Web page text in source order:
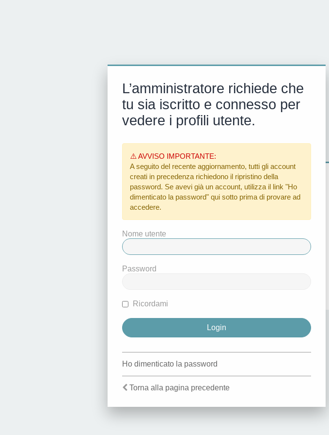
L’amministratore richiede che
tu sia iscritto e connesso per
vedere i profili utente.
⚠️ AVVISO IMPORTANTE:
A seguito del recente aggiornamento, tutti gli account
creati in precedenza richiedono il ripristino della
password. Se avevi già un account, utilizza il link "Ho
dimenticato la password" qui sotto prima di provare ad
accedere.
Nome utente
Password
Ricordami
Ho dimenticato la password
Torna alla pagina precedente